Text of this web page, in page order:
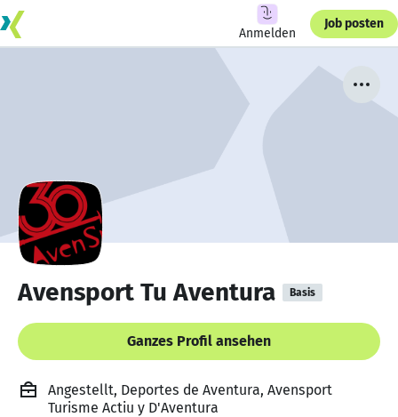
Anmelden
Job posten
Avensport Tu Aventura Basis
Ganzes Profil ansehen
Angestellt, Deportes de Aventura, Avensport
Turisme Actiu y D'Aventura